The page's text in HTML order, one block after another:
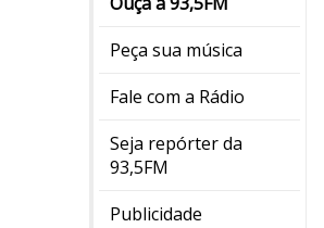
Peça sua música
Fale com a Rádio
Seja repórter da
93,5FM
Publicidade